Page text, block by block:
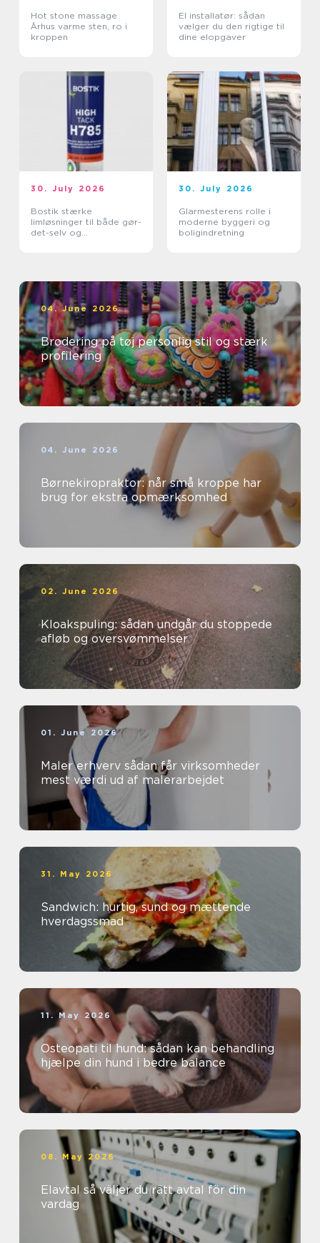
Hot stone massage
Århus varme sten, ro i
kroppen
El installatør: sådan
vælger du den rigtige til
dine elopgaver
30. July 2026
Bostik stærke
limløsninger til både gør-
det-selv og
30. July 2026
Glarmesterens rolle i
moderne byggeri og
boligindretning
04. June 2026
Brodering på tøj personlig stil og stærk
profilering
04. June 2026
Børnekiropraktor: når små kroppe har
brug for ekstra opmærksomhed
02. June 2026
Kloakspuling: sådan undgår du stoppede
afløb og oversvømmelser
01. June 2026
Maler erhverv sådan får virksomheder
mest værdi ud af malerarbejdet
31. May 2026
Sandwich: hurtig, sund og mættende
hverdagssmad
11. May 2026
Osteopati til hund: sådan kan behandling
hjælpe din hund i bedre balance
08. May 2026
Elavtal så väljer du rätt avtal för din
vardag